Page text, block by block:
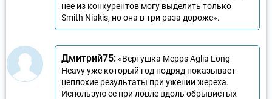
нее из конкурентов могу выделить только
Smith Niakis, но она в три раза дороже».
Дмитрий75:«Вертушка Mepps Aglia Long
Heavy уже который год подряд показывает
неплохие результаты при ужении жереха.
Использую ее при ловле вдоль обрывистых